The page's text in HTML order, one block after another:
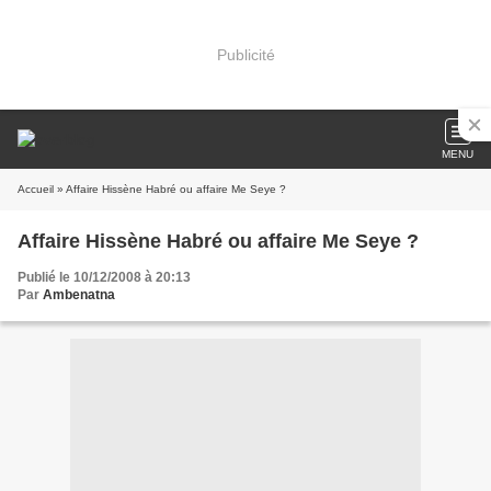
Publicité
MENU
Accueil » Affaire Hissène Habré ou affaire Me Seye ?
Affaire Hissène Habré ou affaire Me Seye ?
Publié le 10/12/2008 à 20:13
Par Ambenatna